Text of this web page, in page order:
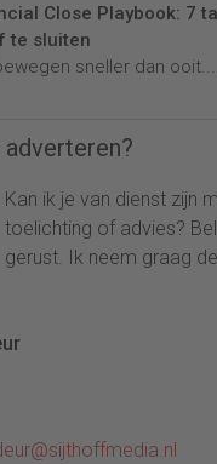
Close Playbook: 7
te sluiten
sneller dan ooit....
Kan ik je van dienst zijn
toelichting of advies?
gerust. Ik neem graag